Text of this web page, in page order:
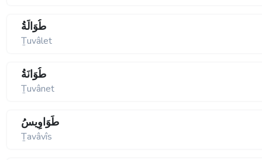
طُوَالَةُ
Ṯuvâlet
طُوَانَةُ
Ṯuvânet
طَوَاوِيسُ
Ṯavâvîs